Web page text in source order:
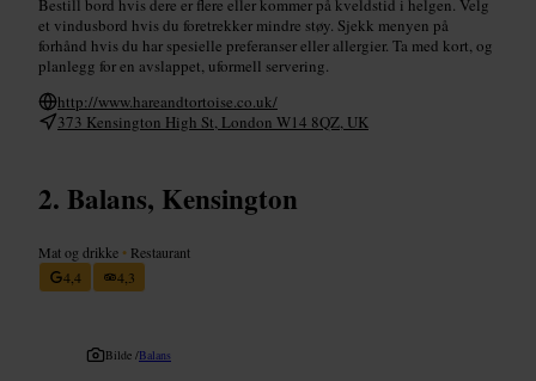
Bestill bord hvis dere er flere eller kommer på kveldstid i helgen. Velg
et vindusbord hvis du foretrekker mindre støy. Sjekk menyen på
forhånd hvis du har spesielle preferanser eller allergier. Ta med kort, og
planlegg for en avslappet, uformell servering.
http://www.hareandtortoise.co.uk/
373 Kensington High St, London W14 8QZ, UK
Balans, Kensington
Mat og drikke • Restaurant
4,4
4,3
Bilde /Balans